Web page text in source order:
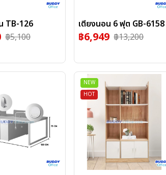
TB-126
฿5,100
เตียงนอน 6 ฟุต GB-6158
฿6,949 ฿13,200
NEW
HOT